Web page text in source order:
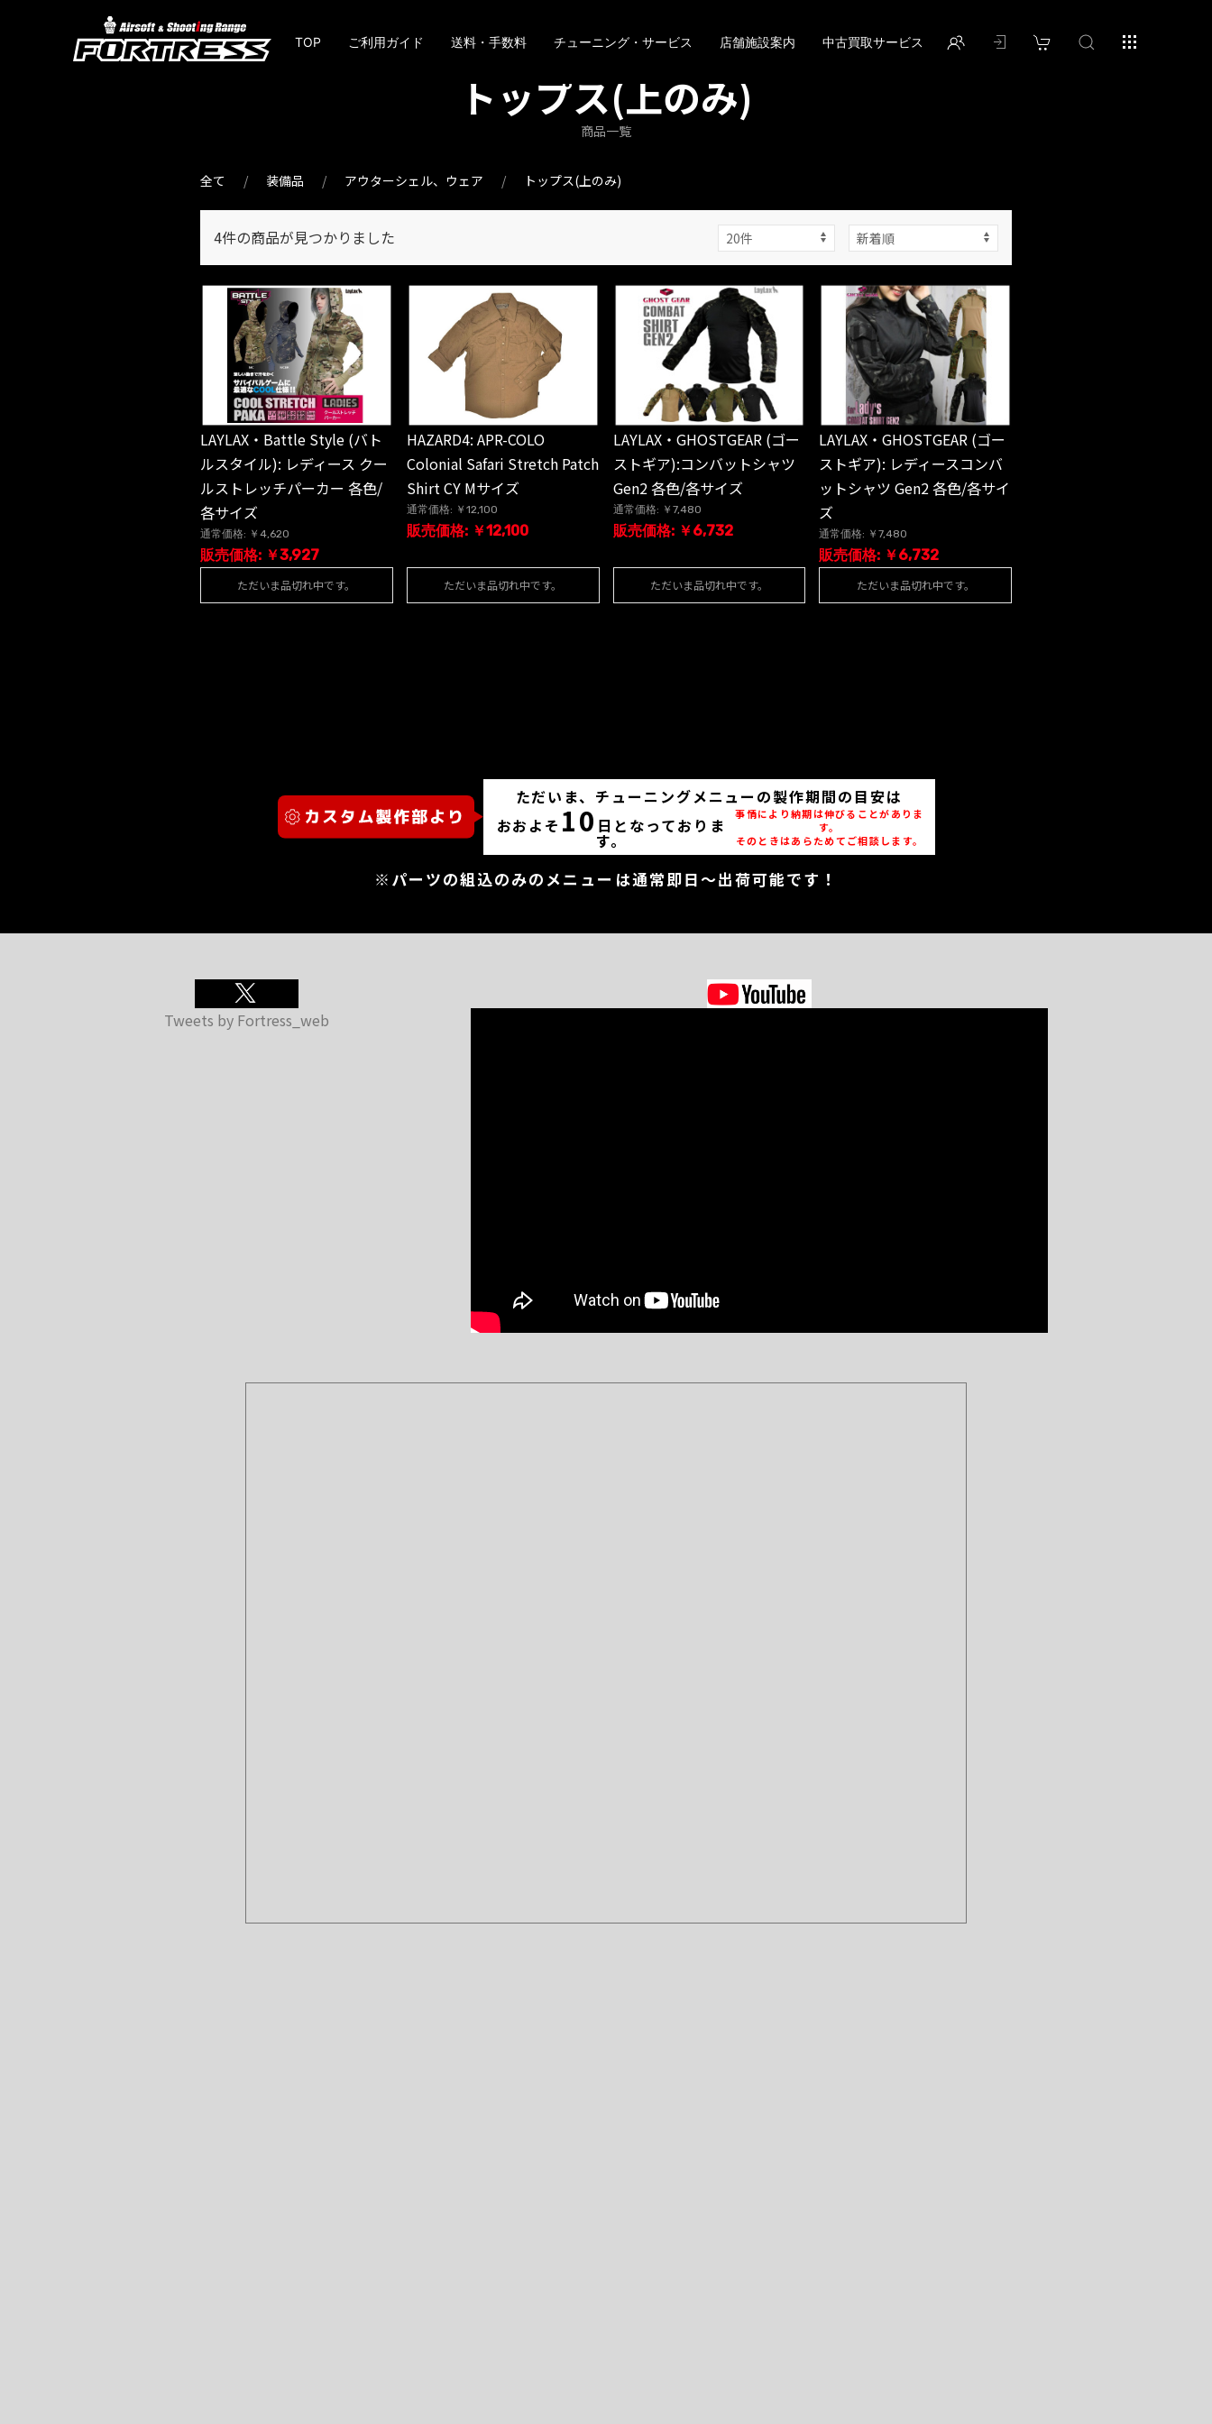
TOP ご利用ガイド 送料・手数料 チューニング・サービス 店舗施設案内 中古買取サービス
トップス(上のみ)
商品一覧
全て 装備品 アウターシェル、ウェア トップス(上のみ)
4件の商品が見つかりました
LAYLAX・Battle Style (バト
ルスタイル): レディース クー
ルストレッチパーカー 各色/
各サイズ
通常価格: ￥4,620
販売価格: ￥3,927
ただいま品切れ中です。
HAZARD4: APR-COLO
Colonial Safari Stretch Patch
Shirt CY Mサイズ
通常価格: ￥12,100
販売価格: ￥12,100
ただいま品切れ中です。
LAYLAX・GHOSTGEAR (ゴー
ストギア):コンバットシャツ
Gen2 各色/各サイズ
通常価格: ￥7,480
販売価格: ￥6,732
ただいま品切れ中です。
LAYLAX・GHOSTGEAR (ゴー
ストギア): レディースコンバ
ットシャツ Gen2 各色/各サイ
ズ
通常価格: ￥7,480
販売価格: ￥6,732
ただいま品切れ中です。
ただいま、チューニングメニューの製作期間の目安は
おおよそ 10 日となっておりま
す。
事情により納期は伸びることがありま
す。
そのときはあらためてご相談します。
※パーツの組込のみのメニューは通常即日～出荷可能です！
Tweets by Fortress_web